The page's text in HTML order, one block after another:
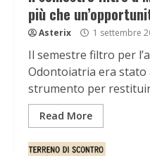
più che
Asterix 1 settembre
Il semestre filtro per
Odontoiatria era stato
strumento per
Read More